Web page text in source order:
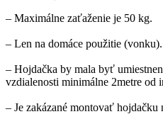
– Maximálne zaťaženie je 50 kg.
– Len na domáce použitie (vonku).
– Hojdačka by mala byť
vzdialenosti minimálne 2metre od
– Je zakázané montovať hojdačku